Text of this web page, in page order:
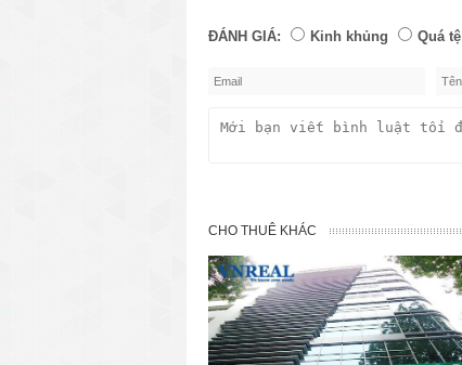
ĐÁNH GIÁ: Kinh khủng Quá tệ
CHO THUÊ KHÁC